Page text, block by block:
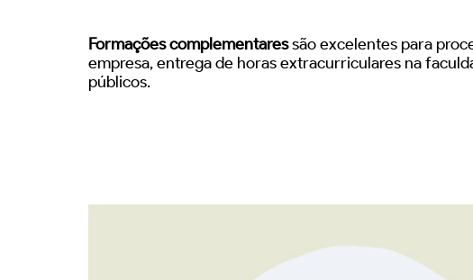
Formações complementaressão excelentes para
empresa, entrega de horas extracurriculares na
públicos.